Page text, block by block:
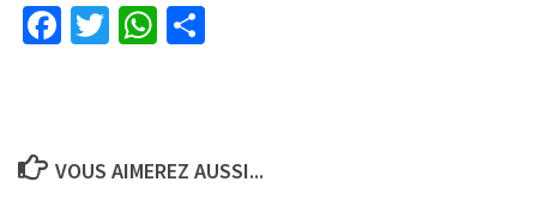
Facebook
TwitterWhatsApp
VOUS AIMEREZ AUSSI...